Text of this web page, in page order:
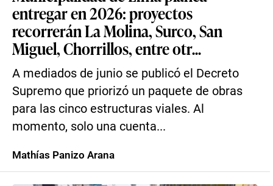
entregar en 2026: proyectos
recorrerán La Molina, Surco, San
Miguel, Chorrillos, entre otr...
A mediados de junio se publicó el Decreto
Supremo que priorizó un paquete de obras
para las cinco estructuras viales. Al
momento, solo una cuenta...
Mathías Panizo Arana